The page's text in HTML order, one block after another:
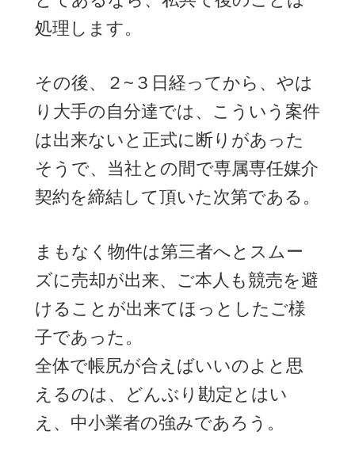
処理します。
その後、２~３日経ってから、やは
り大手の自分達では、こういう案件
は出来ないと正式に断りがあった
そうで、当社との間で専属専任媒介
契約を締結して頂いた次第である。
まもなく物件は第三者へとスムー
ズに売却が出来、ご本人も競売を避
けることが出来てほっとしたご様
子であった。
全体で帳尻が合えばいいのよと思
えるのは、どんぶり勘定とはい
え、中小業者の強みであろう。